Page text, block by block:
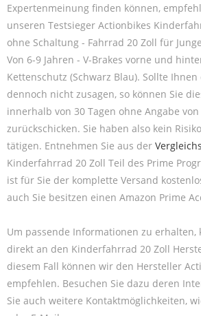
Expertenmeinung finden können,
unseren Testsieger Actionbikes
ohne Schaltung - Fahrrad 20 Zoll für
Von 6-9 Jahren - V-Brakes vorne und
Kettenschutz (Schwarz Blau). Sollte
dennoch nicht zusagen, so können Sie
innerhalb von 30 Tagen ohne Angabe
zurückschicken. Sie haben also kein
tätigen. Entnehmen Sie aus der
Kinderfahrrad 20 Zoll Teil des Prime
ist für Sie der komplette Versand
auch Sie besitzen einen Amazon Prime
Um passende Informationen zu erhalten,
direkt an den Kinderfahrrad 20 Zoll
diesem Fall können wir den Hersteller
empfehlen. Besuchen Sie dazu deren
Sie auch weitere Kontaktmöglichkeiten,